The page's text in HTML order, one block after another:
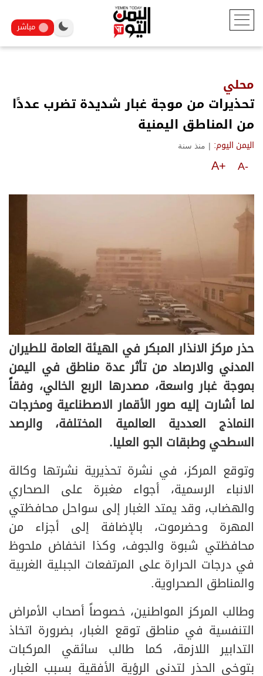
مباشر
محلي
تحذيرات من موجة غبار شديدة تضرب عددًا
من المناطق اليمنية
اليمن اليوم: | منذ سنة
A-
A+
حذر مركز الانذار المبكر في الهيئة العامة للطيران
المدني والارصاد من تأثر عدة مناطق في اليمن
بموجة غبار واسعة، مصدرها الربع الخالي، وفقاً
لما أشارت إليه صور الأقمار الاصطناعية ومخرجات
النماذج العددية العالمية المختلفة، والرصد
السطحي وطبقات الجو العليا.
وتوقع المركز، في نشرة تحذيرية نشرتها وكالة
الانباء الرسمية، أجواء مغبرة على الصحاري
والهضاب، وقد يمتد الغبار إلى سواحل محافظتي
المهرة وحضرموت، بالإضافة إلى أجزاء من
محافظتي شبوة والجوف، وكذا انخفاض ملحوظ
في درجات الحرارة على المرتفعات الجبلية الغربية
والمناطق الصحراوية.
وطالب المركز المواطنين، خصوصاً أصحاب الأمراض
التنفسية في مناطق توقع الغبار، بضرورة اتخاذ
التدابير اللازمة، كما طالب سائقي المركبات
بتوخي الحذر لتدني الرؤية الأفقية بسبب الغبار،